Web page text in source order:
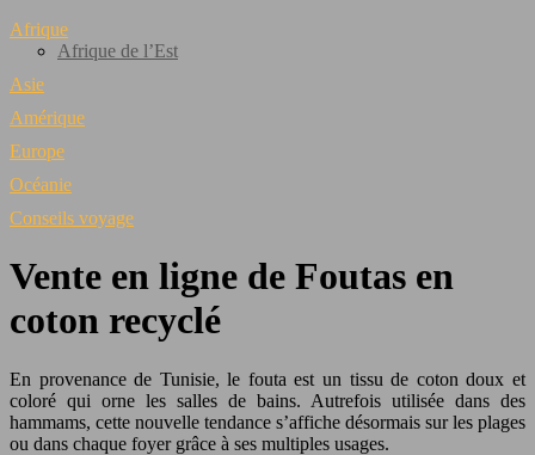
Afrique
Afrique de l’Est
Asie
Amérique
Europe
Océanie
Conseils voyage
Vente en ligne de Foutas en
coton recyclé
En provenance de Tunisie, le fouta est un tissu de coton doux et
coloré qui orne les salles de bains. Autrefois utilisée dans des
hammams, cette nouvelle tendance s’affiche désormais sur les plages
ou dans chaque foyer grâce à ses multiples usages.